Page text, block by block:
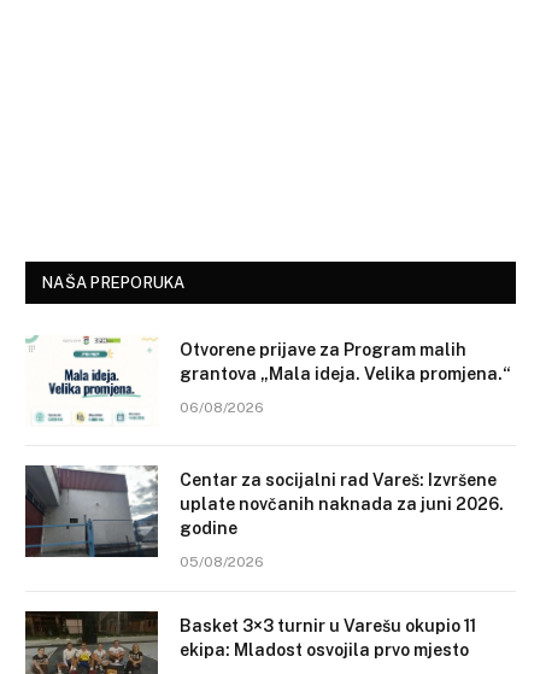
NAŠA PREPORUKA
Otvorene prijave za Program malih
grantova „Mala ideja. Velika promjena.“
06/08/2026
Centar za socijalni rad Vareš: Izvršene
uplate novčanih naknada za juni 2026.
godine
05/08/2026
Basket 3×3 turnir u Varešu okupio 11
ekipa: Mladost osvojila prvo mjesto